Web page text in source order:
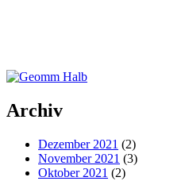
Archiv
Dezember 2021 (2)
November 2021 (3)
Oktober 2021 (2)